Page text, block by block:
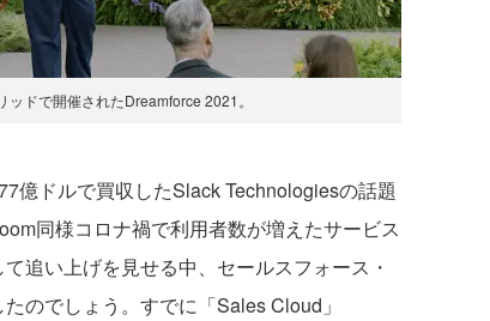
ドで開催されたDreamforce 2021。
億ドルで買収したSlack Technologiesの話題
同様コロナ禍で利用者数が増えたサービス
追い上げを見せる中、セールスフォース・
のでしょう。すでに「Sales Cloud」